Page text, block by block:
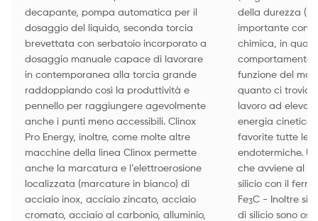
decapante, pompa automatica per il
dosaggio del liquido, seconda torcia
brevettata con serbatoio incorporato a
dosaggio manuale capace di lavorare
in contemporanea alla torcia grande
raddoppiando così la produttività e
pennello per raggiungere agevolmente
anche i punti meno accessibili. Clinox
Pro Energy, inoltre, come molte altre
macchine della linea Clinox permette
anche la marcatura e l’elettroerosione
localizzata (marcature in bianco) di
acciaio inox, acciaio zincato, acciaio
cromato, acciaio al carbonio, alluminio,
della durezza
importante
chimica, in
comportamento
funzione del
quanto ci
lavoro ad
energia cinetica
favorite tutte le
endotermiche.
che avviene al
silicio con il
Fe3C - Inoltre
di silicio sono